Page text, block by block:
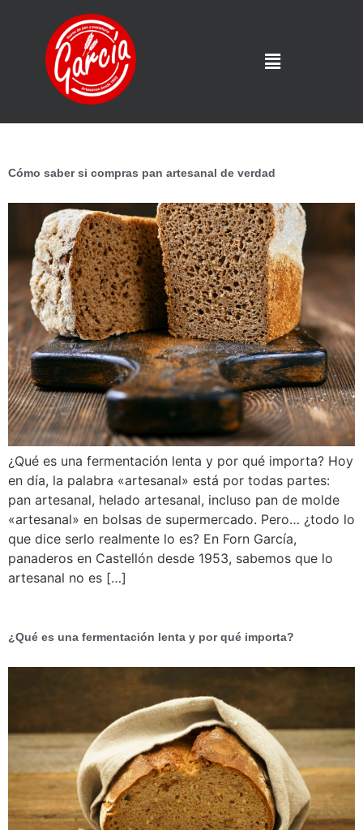
Cómo saber si compras pan artesanal de verdad
¿Qué es una fermentación lenta y por qué importa? Hoy
en día, la palabra «artesanal» está por todas partes:
pan artesanal, helado artesanal, incluso pan de molde
«artesanal» en bolsas de supermercado. Pero… ¿todo lo
que dice serlo realmente lo es? En Forn García,
panaderos en Castellón desde 1953, sabemos que lo
artesanal no es […]
¿Qué es una fermentación lenta y por qué importa?